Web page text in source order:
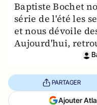
Baptiste Bochet
série de l'été les
et nous dévoile
Aujourd'hui,
PARTAGER
Ajouter